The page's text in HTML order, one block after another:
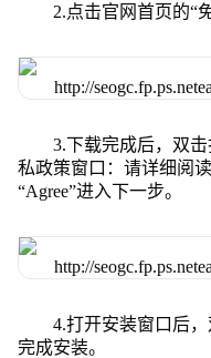
2.点击官网首页的“
3.下载完成后，双
私政策窗口：请详细阅
“Agree”进入下一步。
4.打开安装窗口后
完成安装。